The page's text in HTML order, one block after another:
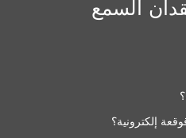
السمع
إلكترونية؟